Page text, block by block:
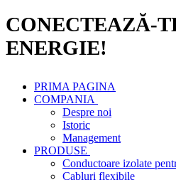
CONECTEAZĂ-
ENERGIE!
PRIMA PAGINA
COMPANIA
Despre noi
Istoric
Management
PRODUSE
Conductoare izolate
Cabluri flexibile